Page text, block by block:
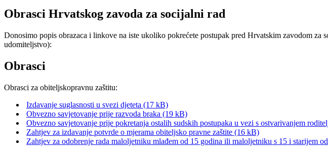
Obrasci Hrvatskog zavoda za socijalni rad
Donosimo popis obrazaca i linkove na iste ukoliko pokrećete postupak pred Hrvatskim zavodom
udomiteljstvo):
Obrasci
Obrasci za obiteljskopravnu zaštitu:
Izdavanje suglasnosti u svezi djeteta (17 kB)
Obvezno savjetovanje prije razvoda braka (19 kB)
Obvezno savjetovanje prije pokretanja ostalih sudskih postupaka u vezi s ostvarivanjem
Zahtjev za izdavanje potvrde o mjerama obiteljsko pravne zaštite (16 kB)
Zahtjev za odobrenje rada maloljetniku mlađem od 15 godina ili maloljetniku s 15 i starijem